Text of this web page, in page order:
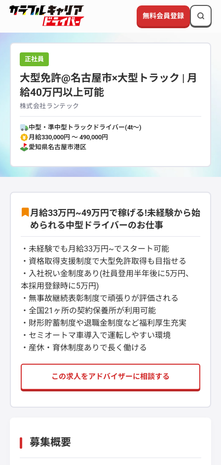
無料会員登録
正社員
大型免許@名古屋市×大型トラック | 月
給40万円以上可能
株式会社ランテック
中型・準中型トラックドライバー(4t～)
月給330,000円 〜 490,000円
愛知県名古屋市港区
月給33万円~49万円で稼げる!未経験から始
められる中型ドライバーのお仕事
・未経験でも月給33万円~でスタート可能
・資格取得支援制度で大型免許取得も目指せる
・入社祝い金制度あり(社員登用半年後に5万円、
本採用登録時に5万円)
・無事故継続表彰制度で頑張りが評価される
・全国21ヶ所の契約保養所が利用可能
・財形貯蓄制度や退職金制度など福利厚生充実
・セミオートマ車導入で運転しやすい環境
・産休・育休制度ありで長く働ける
この求人をアドバイザーに相談する
募集概要